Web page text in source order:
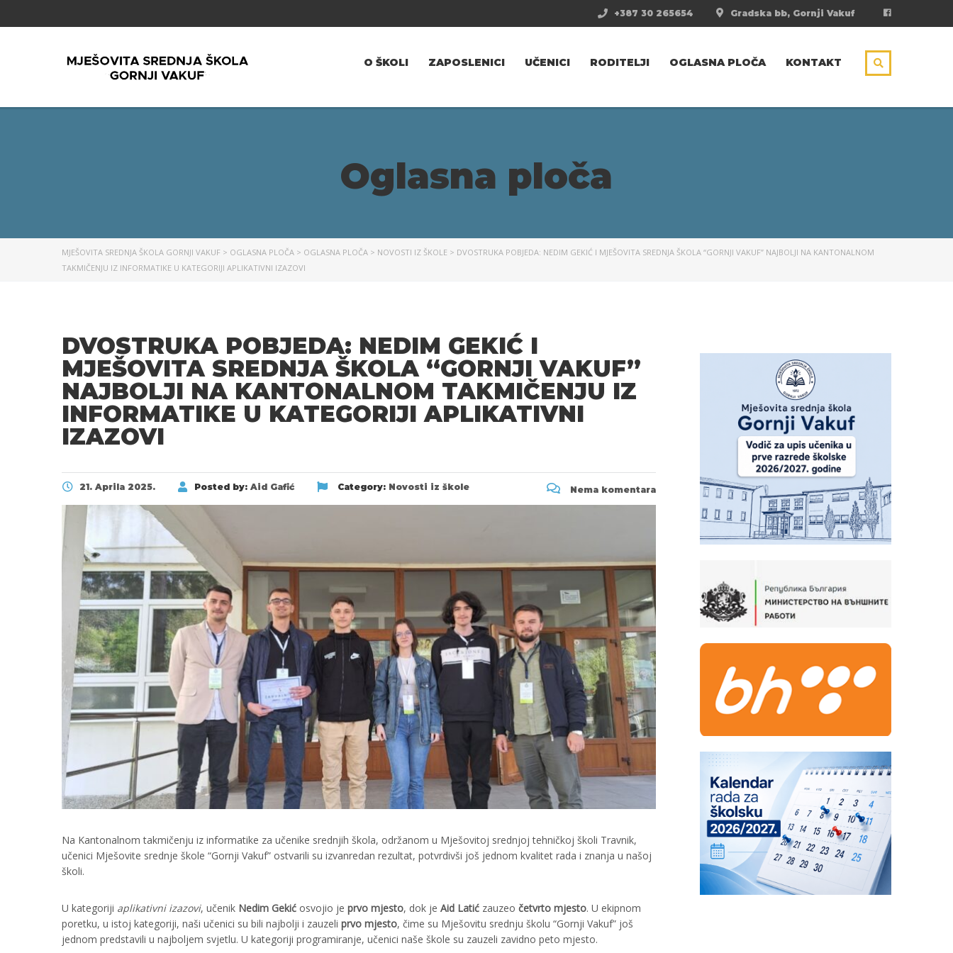
Gradska bb, Gornji Vakuf
+387 30 265654
O ŠKOLI ZAPOSLENICI UČENICI RODITELJI OGLASNA PLOČA KONTAKT
Oglasna ploča
MJEŠOVITA SREDNJA ŠKOLA GORNJI VAKUF > OGLASNA PLOČA > OGLASNA PLOČA > NOVOSTI IZ ŠKOLE > DVOSTRUKA POBJEDA: NEDIM GEKIĆ I MJEŠOVITA SREDNJA ŠKOLA “GORNJI VAKUF” NAJBOLJI NA KANTONALNOM
TAKMIČENJU IZ INFORMATIKE U KATEGORIJI APLIKATIVNI IZAZOVI
DVOSTRUKA POBJEDA: NEDIM GEKIĆ I
MJEŠOVITA SREDNJA ŠKOLA “GORNJI VAKUF”
NAJBOLJI NA KANTONALNOM TAKMIČENJU IZ
INFORMATIKE U KATEGORIJI APLIKATIVNI
IZAZOVI
21. Aprila 2025. Posted by: Aid Gafić Category: Novosti iz škole Nema komentara
Na Kantonalnom takmičenju iz informatike za učenike srednjih škola, održanom u Mješovitoj srednjoj tehničkoj školi Travnik,
učenici Mješovite srednje škole “Gornji Vakuf” ostvarili su izvanredan rezultat, potvrdivši još jednom kvalitet rada i znanja u našoj
školi.
U kategoriji aplikativni izazovi, učenik Nedim Gekić osvojio je prvo mjesto, dok je Aid Latić zauzeo četvrto mjesto. U ekipnom
poretku, u istoj kategoriji, naši učenici su bili najbolji i zauzeli prvo mjesto, čime su Mješovitu srednju školu “Gornji Vakuf” još
jednom predstavili u najboljem svjetlu. U kategoriji programiranje, učenici naše škole su zauzeli zavidno peto mjesto.